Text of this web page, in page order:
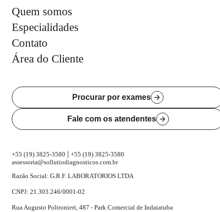
Quem somos
Especialidades
Contato
Área do Cliente
+55 (19) 3825-3580 | +55 (19) 3825-3580
assessoria@sollutiodiagnosticos.com.br
Razão Social: G.R.F. LABORATORIOS LTDA
CNPJ: 21.303.246/0001-02
Rua Augusto Poltronieri, 487 - Park Comercial de Indaiatuba
Procurar por exames
Fale com os atendentes